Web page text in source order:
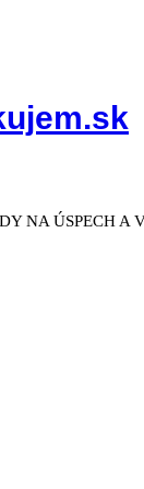
NA ÚSPECH A